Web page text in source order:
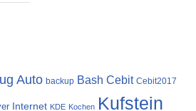
Auto backup Bash Cebit Cebit2017
Internet KDE Kochen Kufstein